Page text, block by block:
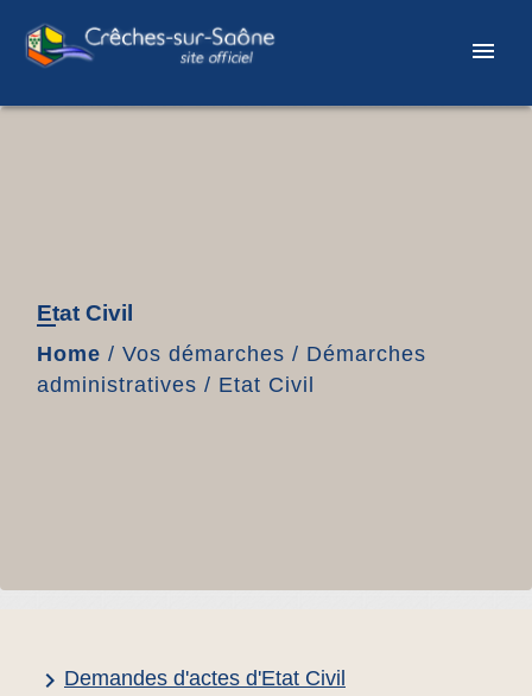
menu
Etat Civil
Home / Vos démarches / Démarches
administratives / Etat Civil
keyboard_arrow_right Demandes d'actes d'Etat Civil